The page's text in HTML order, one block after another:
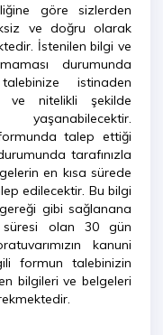
göre sizlerden
ve doğru olarak
İstenilen bilgi ve
durumunda
istinaden
ve nitelikli şekilde
yaşanabilecektir.
talep ettiği
tarafınızla
en kısa sürede
edilecektir. Bu bilgi
gibi sağlanana
süresi olan 30 gün
kanuni
formun talebinizin
bilgileri ve belgeleri